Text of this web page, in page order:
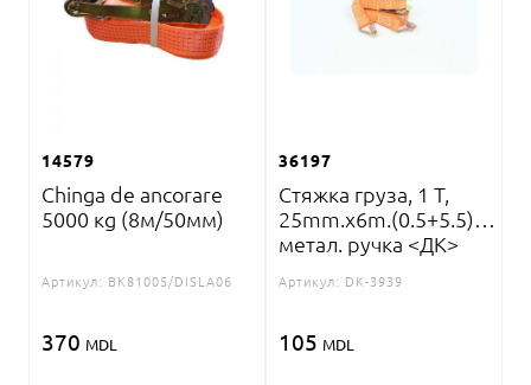
14579
Chinga de ancorare
5000 кg (8м/50мм)
Артикул: BK81005/DISLA06
370 MDL
36197
Стяжка груза, 1 T,
25mm.x6m.(0.5+5.5)
метал. ручка <ДК>
Артикул: DK-3939
105 MDL